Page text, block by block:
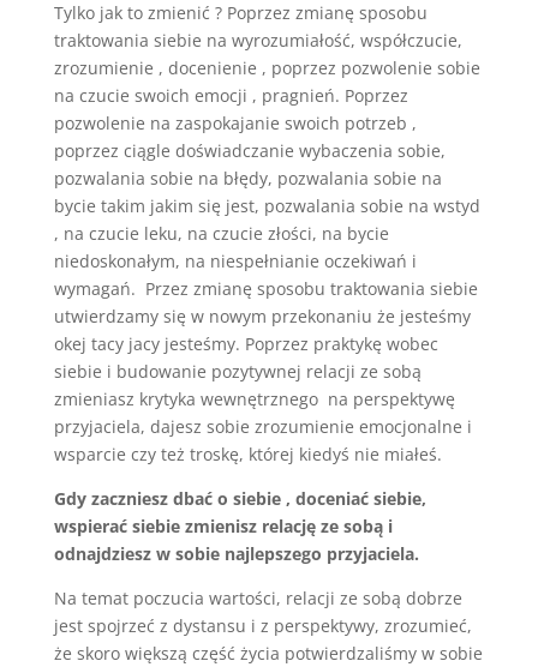
Tylko jak to zmienić ? Poprzez zmianę sposobu
traktowania siebie na wyrozumiałość, współczucie,
zrozumienie , docenienie , poprzez pozwolenie sobie
na czucie swoich emocji , pragnień. Poprzez
pozwolenie na zaspokajanie swoich potrzeb ,
poprzez ciągle doświadczanie wybaczenia sobie,
pozwalania sobie na błędy, pozwalania sobie na
bycie takim jakim się jest, pozwalania sobie na wstyd
, na czucie leku, na czucie złości, na bycie
niedoskonałym, na niespełnianie oczekiwań i
wymagań. Przez zmianę sposobu traktowania siebie
utwierdzamy się w nowym przekonaniu że jesteśmy
okej tacy jacy jesteśmy. Poprzez praktykę wobec
siebie i budowanie pozytywnej relacji ze sobą
zmieniasz krytyka wewnętrznego na perspektywę
przyjaciela, dajesz sobie zrozumienie emocjonalne i
wsparcie czy też troskę, której kiedyś nie miałeś.
Gdy zaczniesz dbać o siebie , doceniać siebie,
wspierać siebie zmienisz relację ze sobą i
odnajdziesz w sobie najlepszego przyjaciela.
Na temat poczucia wartości, relacji ze sobą dobrze
jest spojrzeć z dystansu i z perspektywy, zrozumieć,
że skoro większą część życia potwierdzaliśmy w sobie